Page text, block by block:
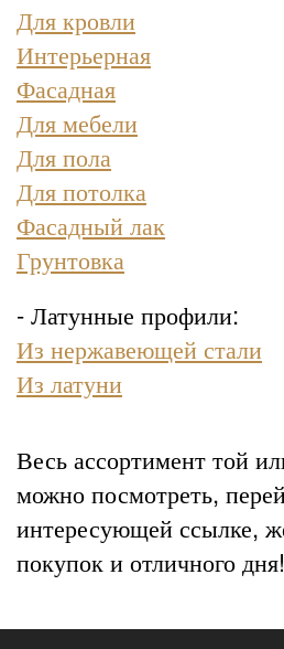
Для кровли
Интерьерная
Фасадная
Для мебели
Для пола
Для потолка
Фасадный лак
Грунтовка
- Латунные профили:
Из нержавеющей стали
Из латуни
Весь ассортимент той
можно посмотреть,
интересующей ссылке,
покупок и отличного дня!